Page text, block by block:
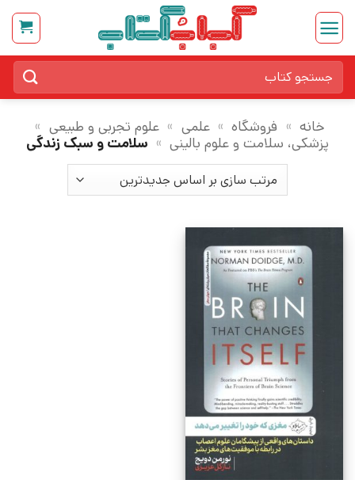
Skip
content
برای:
خانه » فروشگاه » علمی » علوم تجربی و طبیعی »
پزشکی، سلامت و علوم بالینی » سلامت و سبک زندگی